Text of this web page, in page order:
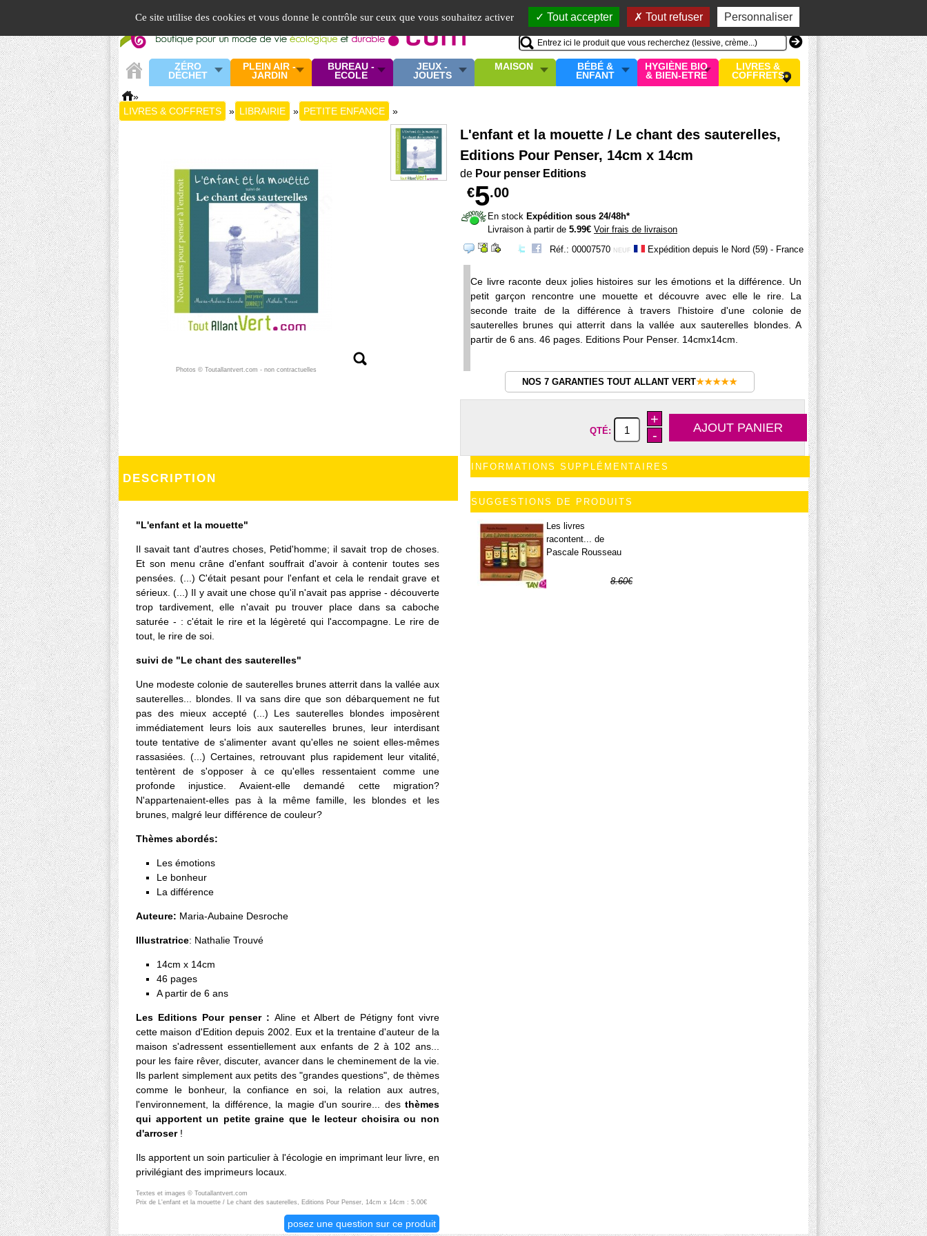
Ce site utilise des cookies et vous donne le contrôle sur ceux que vous souhaitez activer Tout accepter Tout refuser Personnaliser
Mon compte
MON PANIER
0 article
ZÉRO
DÉCHET
PLEIN AIR -
JARDIN
BUREAU -
ECOLE
JEUX -
JOUETS
MAISON
BÉBÉ &
ENFANT
HYGIÈNE BIO
& BIEN-ETRE
LIVRES &
COFFRETS
»
LIVRES & COFFRETS
» LIBRAIRIE » PETITE ENFANCE »
Photos © Toutallantvert.com - non contractuelles
L'enfant et la mouette / Le chant des sauterelles,
Editions Pour Penser, 14cm x 14cm
de Pour penser Editions
€5.00
En stock Expédition sous 24/48h*
Livraison à partir de 5.99€ Voir frais de livraison
Réf.: 00007570 NEUF Expédition depuis le Nord (59) - France
Ce livre raconte deux jolies histoires sur les émotions et la différence. Un
petit garçon rencontre une mouette et découvre avec elle le rire. La
seconde traite de la différence à travers l'histoire d'une colonie de
sauterelles brunes qui atterrit dans la vallée aux sauterelles blondes. A
partir de 6 ans. 46 pages. Editions Pour Penser. 14cmx14cm.
NOS 7 GARANTIES TOUT ALLANT VERT★★★★★
QTÉ:
+
-
INFORMATIONS SUPPLÉMENTAIRES
SUGGESTIONS DE PRODUITS
Les livres
racontent... de
Pascale Rousseau
8.60€
DESCRIPTION
"L'enfant et la mouette"
Il savait tant d'autres choses, Petid'homme; il savait trop de choses.
Et son menu crâne d'enfant souffrait d'avoir à contenir toutes ses
pensées. (...) C'était pesant pour l'enfant et cela le rendait grave et
sérieux. (...) Il y avait une chose qu'il n'avait pas apprise - découverte
trop tardivement, elle n'avait pu trouver place dans sa caboche
saturée - : c'était le rire et la légèreté qui l'accompagne. Le rire de
tout, le rire de soi.
suivi de "Le chant des sauterelles"
Une modeste colonie de sauterelles brunes atterrit dans la vallée aux
sauterelles... blondes. Il va sans dire que son débarquement ne fut
pas des mieux accepté (...) Les sauterelles blondes imposèrent
immédiatement leurs lois aux sauterelles brunes, leur interdisant
toute tentative de s'alimenter avant qu'elles ne soient elles-mêmes
rassasiées. (...) Certaines, retrouvant plus rapidement leur vitalité,
tentèrent de s'opposer à ce qu'elles ressentaient comme une
profonde injustice. Avaient-elle demandé cette migration?
N'appartenaient-elles pas à la même famille, les blondes et les
brunes, malgré leur différence de couleur?
Thèmes abordés:
Les émotions
Le bonheur
La différence
Auteure: Maria-Aubaine Desroche
Illustratrice: Nathalie Trouvé
14cm x 14cm
46 pages
A partir de 6 ans
Les Editions Pour penser :Aline et Albert de Pétigny font vivre
cette maison d'Edition depuis 2002. Eux et la trentaine d'auteur de la
maison s'adressent essentiellement aux enfants de 2 à 102 ans...
pour les faire rêver, discuter, avancer dans le cheminement de la vie.
Ils parlent simplement aux petits des "grandes questions", de thèmes
comme le bonheur, la confiance en soi, la relation aux autres,
l'environnement, la différence, la magie d'un sourire... desthèmes
qui apportent un petite graine que le lecteur choisira ou non
d'arroser !
Ils apportent un soin particulier à l'écologie en imprimant leur livre, en
privilégiant des imprimeurs locaux.
Textes et images © Toutallantvert.com
Prix de L'enfant et la mouette / Le chant des sauterelles, Editions Pour Penser, 14cm x 14cm : 5.00€
posez une question sur ce produit